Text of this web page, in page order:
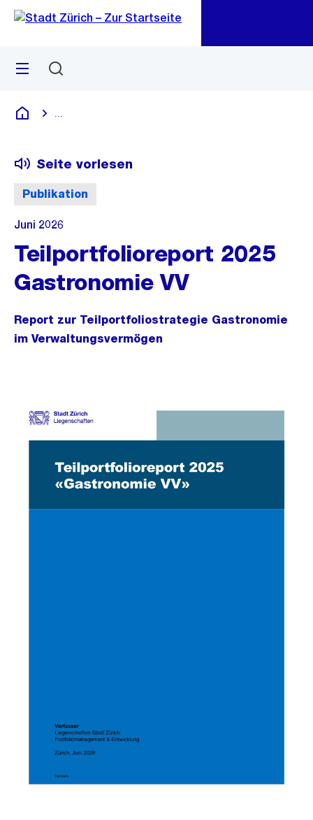
Navigation
Sprunglink
Menü
Deutsch
Publikation
Seite vorlesen
Juni 2026
Teilportfolioreport 2025
Gastronomie VV
Report zur Teilportfoliostrategie Gastronomie
im Verwaltungsvermögen